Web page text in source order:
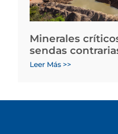
Minerales
sendas
Leer Más >>